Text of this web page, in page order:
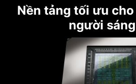
Nền tảng tối ưu
người